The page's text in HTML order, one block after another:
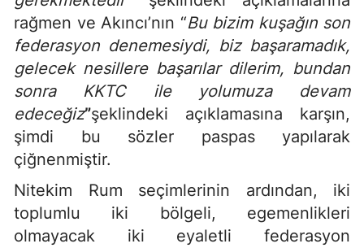
rağmen ve Akıncı’nın “Bu bizim kuşağın son
federasyon denemesiydi, biz başaramadık,
gelecek nesillere başarılar dilerim, bundan
sonra KKTC ile yolumuza devam
edeceğiz”şeklindeki açıklamasına karşın,
şimdi bu sözler paspas yapılarak
çiğnenmiştir.
Nitekim Rum seçimlerinin ardından, iki
toplumlu iki bölgeli, egemenlikleri
olmayacak iki eyaletli federasyon